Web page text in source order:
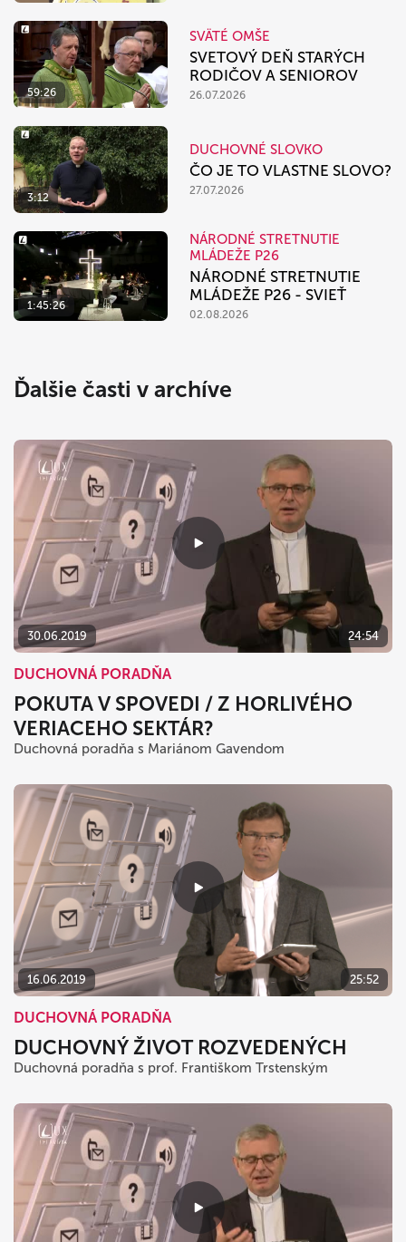
59:26
SVÄTÉ OMŠE
SVETOVÝ DEŇ STARÝCH
RODIČOV A SENIOROV
26.07.2026
3:12
DUCHOVNÉ SLOVKO
ČO JE TO VLASTNE SLOVO?
27.07.2026
1:45:26
NÁRODNÉ STRETNUTIE
MLÁDEŽE P26
NÁRODNÉ STRETNUTIE
MLÁDEŽE P26 - SVIEŤ
02.08.2026
Ďalšie časti v archíve
30.06.2019 24:54
DUCHOVNÁ PORADŇA
POKUTA V SPOVEDI / Z HORLIVÉHO
VERIACEHO SEKTÁR?
Duchovná poradňa s Mariánom Gavendom
16.06.2019 25:52
DUCHOVNÁ PORADŇA
DUCHOVNÝ ŽIVOT ROZVEDENÝCH
Duchovná poradňa s prof. Františkom Trstenským